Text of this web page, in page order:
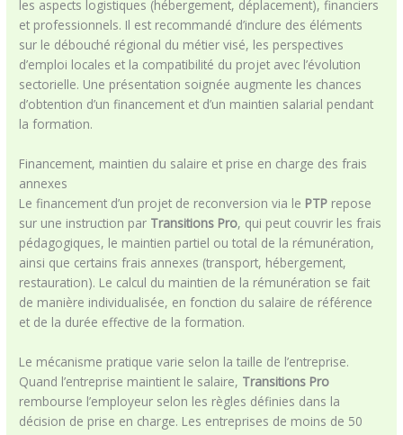
les aspects logistiques (hébergement, déplacement), financiers
et professionnels. Il est recommandé d’inclure des éléments
sur le débouché régional du métier visé, les perspectives
d’emploi locales et la compatibilité du projet avec l’évolution
sectorielle. Une présentation soignée augmente les chances
d’obtention d’un financement et d’un maintien salarial pendant
la formation.
Financement, maintien du salaire et prise en charge des frais
annexes
Le financement d’un projet de reconversion via le PTP repose
sur une instruction par Transitions Pro, qui peut couvrir les frais
pédagogiques, le maintien partiel ou total de la rémunération,
ainsi que certains frais annexes (transport, hébergement,
restauration). Le calcul du maintien de la rémunération se fait
de manière individualisée, en fonction du salaire de référence
et de la durée effective de la formation.
Le mécanisme pratique varie selon la taille de l’entreprise.
Quand l’entreprise maintient le salaire, Transitions Pro
rembourse l’employeur selon les règles définies dans la
décision de prise en charge. Les entreprises de moins de 50